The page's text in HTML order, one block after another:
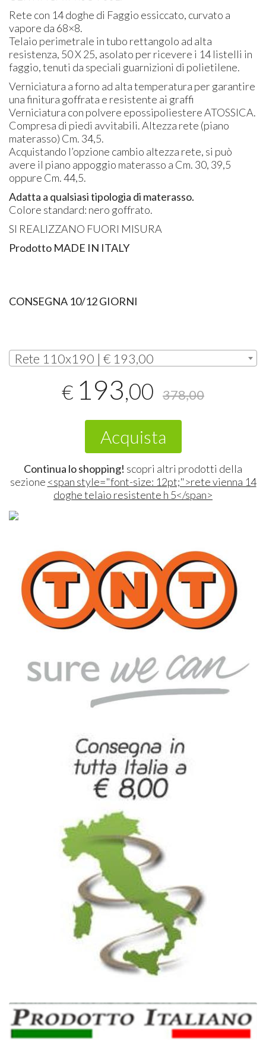
Rete con 14 doghe di Faggio essiccato, curvato a
vapore da 68×8.
Telaio perimetrale in tubo rettangolo ad alta
resistenza, 50 X 25, asolato per ricevere i 14 listelli in
faggio, tenuti da speciali guarnizioni di polietilene.
Verniciatura a forno ad alta temperatura per garantire
una finitura goffrata e resistente ai graffi
Verniciatura con polvere epossipoliestereATOSSICA.
Compresa di piedi avvitabili. Altezza rete (piano
materasso) Cm. 34,5.
Acquistando l’opzione cambio altezza rete, si può
avere il piano appoggio materasso a Cm. 30, 39,5
oppure Cm. 44,5.
Adatta a qualsiasi tipologia di materasso.
Colore standard: nero goffrato.
SI REALIZZANO FUORI MISURA
Prodotto MADE IN ITALY
CONSEGNA 10/12 GIORNI
Rete 110x190 | € 193,00
€ 193,00 378,00
Acquista
Continua lo shopping! scopri altri prodotti della
sezione <span style="font-size: 12pt;">rete vienna 14
doghe telaio resistente h 5</span>